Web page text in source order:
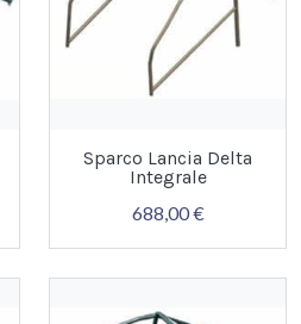
Sparco Lancia Delta
Integrale
688,00 €